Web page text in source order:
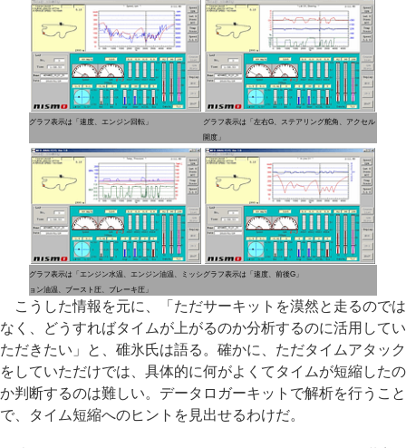
グラフ表示は「速度、エンジン回転」
グラフ表示は「左右G、ステアリング舵角、アクセル
開度」
グラフ表示は「エンジン水温、エンジン油温、ミッシ
ョン油温、ブースト圧、ブレーキ圧」
グラフ表示は「速度、前後G」
こうした情報を元に、「ただサーキットを漠然と走るのでは
なく、どうすればタイムが上がるのか分析するのに活用してい
ただきたい」と、碓氷氏は語る。確かに、ただタイムアタック
をしていただけでは、具体的に何がよくてタイムが短縮したの
か判断するのは難しい。データロガーキットで解析を行うこと
で、タイム短縮へのヒントを見出せるわけだ。